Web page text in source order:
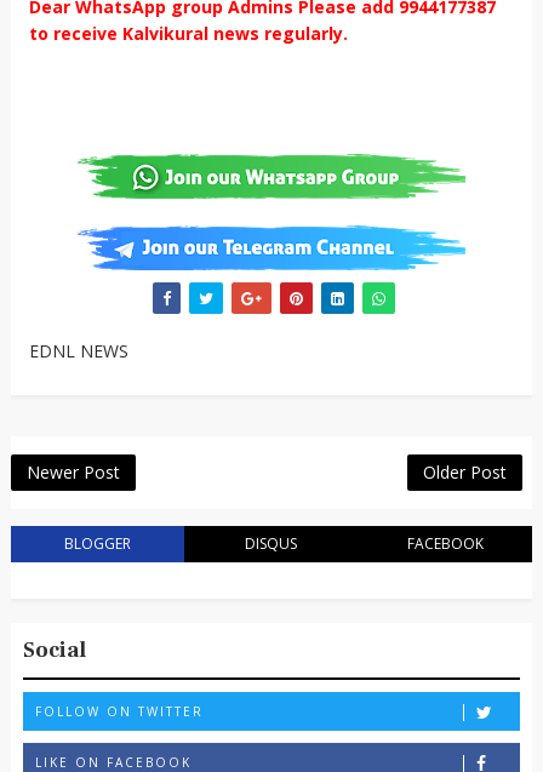
Dear WhatsApp group Admins Please add 9944177387
to receive Kalvikural news regularly.
EDNL NEWS
Newer Post Older Post
BLOGGER DISQUS FACEBOOK
Social
FOLLOW ON TWITTER
LIKE ON FACEBOOK